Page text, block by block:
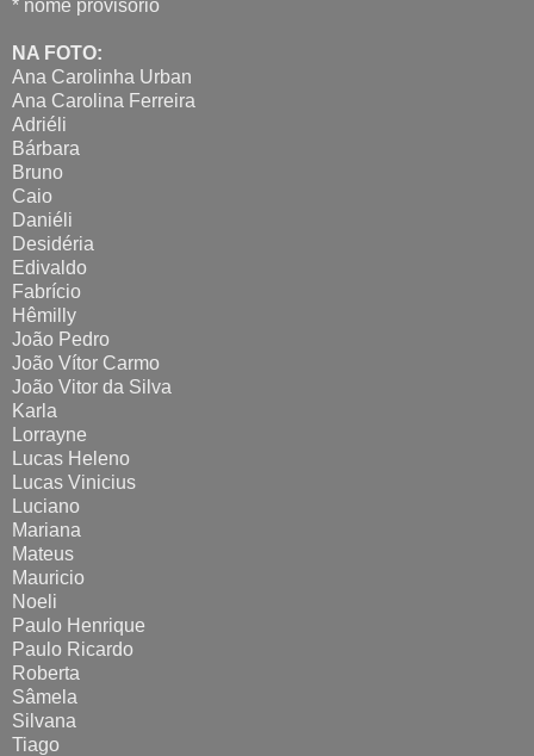
* nome provisório
NA FOTO:
Ana Carolinha Urban
Ana Carolina Ferreira
Adriéli
Bárbara
Bruno
Caio
Daniéli
Desidéria
Edivaldo
Fabrício
Hêmilly
João Pedro
João Vítor Carmo
João Vitor da Silva
Karla
Lorrayne
Lucas Heleno
Lucas Vinicius
Luciano
Mariana
Mateus
Mauricio
Noeli
Paulo Henrique
Paulo Ricardo
Roberta
Sâmela
Silvana
Tiago